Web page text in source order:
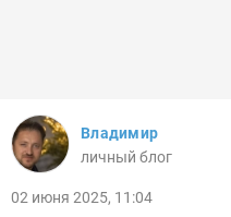
Владимир
личный блог
02 июня 2025, 11:04